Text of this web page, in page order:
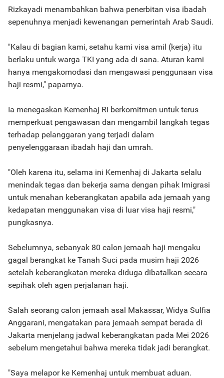
Rizkayadi menambahkan bahwa penerbitan visa ibadah
sepenuhnya menjadi kewenangan pemerintah Arab Saudi.
"Kalau di bagian kami, setahu kami visa amil (kerja) itu
berlaku untuk warga TKI yang ada di sana. Aturan kami
hanya mengakomodasi dan mengawasi penggunaan visa
haji resmi," paparnya.
Ia menegaskan Kemenhaj RI berkomitmen untuk terus
memperkuat pengawasan dan mengambil langkah tegas
terhadap pelanggaran yang terjadi dalam
penyelenggaraan ibadah haji dan umrah.
"Oleh karena itu, selama ini Kemenhaj di Jakarta selalu
menindak tegas dan bekerja sama dengan pihak Imigrasi
untuk menahan keberangkatan apabila ada jemaah yang
kedapatan menggunakan visa di luar visa haji resmi,"
pungkasnya.
Sebelumnya, sebanyak 80 calon jemaah haji mengaku
gagal berangkat ke Tanah Suci pada musim haji 2026
setelah keberangkatan mereka diduga dibatalkan secara
sepihak oleh agen perjalanan haji.
Salah seorang calon jemaah asal Makassar, Widya Sulfia
Anggarani, mengatakan para jemaah sempat berada di
Jakarta menjelang jadwal keberangkatan pada Mei 2026
sebelum mengetahui bahwa mereka tidak jadi berangkat.
"Saya melapor ke Kemenhaj untuk membuat aduan.